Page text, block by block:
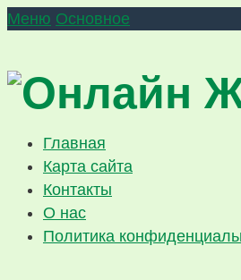
Меню Основное
Главная
Карта сайта
Контакты
О нас
Политика